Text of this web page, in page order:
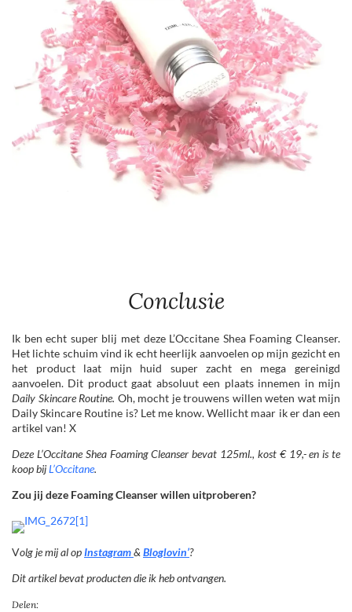
Conclusie
Ik ben echt super blij met deze L’Occitane Shea Foaming Cleanser.
Het lichte schuim vind ik echt heerlijk aanvoelen op mijn gezicht en
het product laat mijn huid super zacht en mega gereinigd
aanvoelen. Dit product gaat absoluut een plaats innemen in mijn
Daily Skincare Routine. Oh, mocht je trouwens willen weten wat mijn
Daily Skincare Routine is? Let me know. Wellicht maar ik er dan een
artikel van! X
Deze L’Occitane Shea Foaming Cleanser bevat 125ml., kost € 19,- en is te
koop bijL’Occitane.
Zou jij deze Foaming Cleanser willen uitproberen?
Volg je mij al opInstagram&Bloglovin’?
Dit artikel bevat producten die ik heb ontvangen.
Delen: